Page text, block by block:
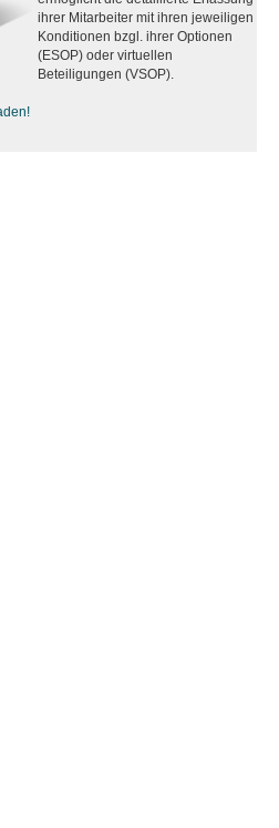
ihrer Mitarbeiter mit ihren jeweiligen
Konditionen bzgl. ihrer Optionen
(ESOP) oder virtuellen
Beteiligungen (VSOP).